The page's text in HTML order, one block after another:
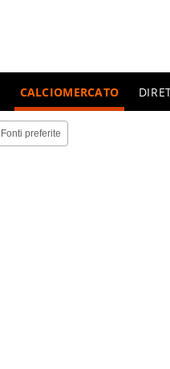
CALCIOMERCATO
Fonti preferite